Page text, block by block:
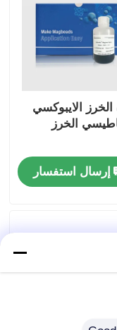
الخرز الايبوكسي
الخرز
إرسال استفسار